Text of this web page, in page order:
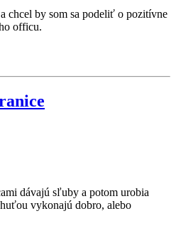
chcel by som sa podeliť o pozitívne
officu.
dávajú sľuby a potom urobia
vykonajú dobro, alebo